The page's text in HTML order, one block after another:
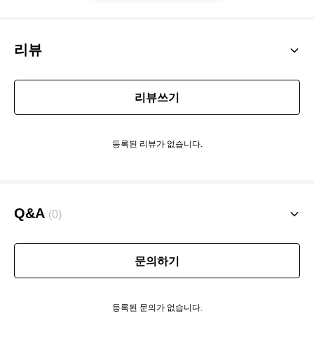
리뷰
리뷰쓰기
등록된 리뷰가 없습니다.
Q&A (0)
문의하기
등록된 문의가 없습니다.